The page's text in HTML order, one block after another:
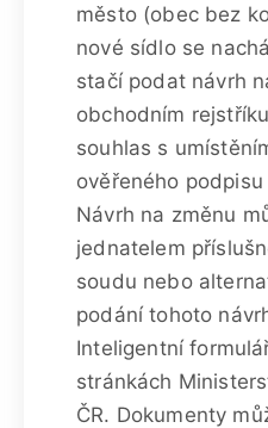
město (obec bez
nové sídlo se
stačí podat návrh
obchodním
souhlas s
ověřeného
Návrh na změnu
jednatelem
soudu nebo
podání tohoto
Inteligentní
stránkách
ČR. Dokumenty